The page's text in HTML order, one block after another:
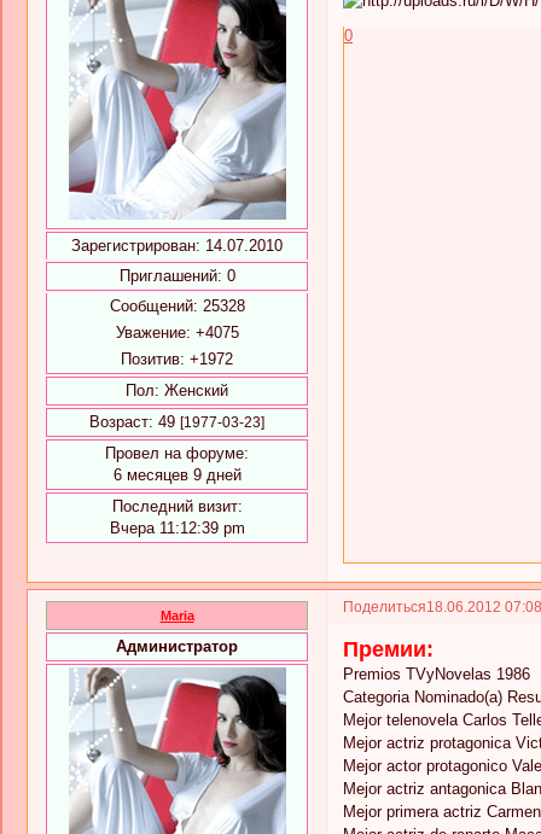
Зарегистрирован: 14.07.2010
Приглашений: 0
Сообщений: 25328
Уважение: +4075
Позитив: +1972
Пол: Женский
Возраст: 49 [1977-03-23]
Провел на форуме:
6 месяцев 9 дней
Последний визит:
Вчера 11:12:39 pm
0
Поделиться18.06.2012
Maria
Администратор Премии:
Premios TVyNovelas 1986
Categoria Nominado(a)
Mejor telenovela Carlos
Mejor actriz protagonica
Mejor actor protagonico
Mejor actriz antagonica
Mejor primera actriz